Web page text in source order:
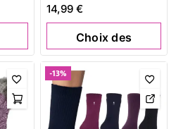
4.34
de 5
14,99 €
Choix des
options
-13%